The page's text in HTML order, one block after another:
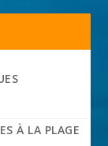
À LA PLAGE